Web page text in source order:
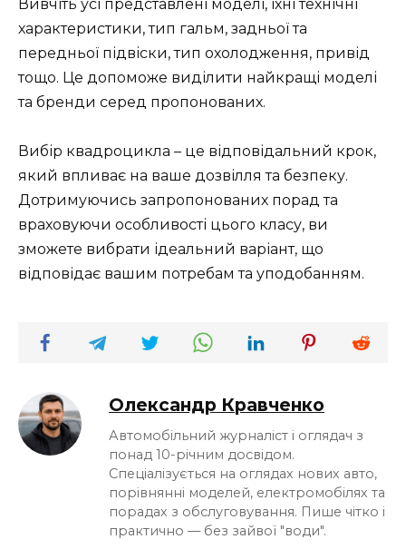
Вивчіть усі представлені моделі, їхні технічні
характеристики, тип гальм, задньої та
передньої підвіски, тип охолодження, привід
тощо. Це допоможе виділити найкращі моделі
та бренди серед пропонованих.
Вибір квадроцикла – це відповідальний крок,
який впливає на ваше дозвілля та безпеку.
Дотримуючись запропонованих порад та
враховуючи особливості цього класу, ви
зможете вибрати ідеальний варіант, що
відповідає вашим потребам та уподобанням.
Олександр Кравченко
Автомобільний журналіст і оглядач з
понад 10-річним досвідом.
Спеціалізується на оглядах нових авто,
порівнянні моделей, електромобілях та
порадах з обслуговування. Пише чітко і
практично — без зайвої "води".